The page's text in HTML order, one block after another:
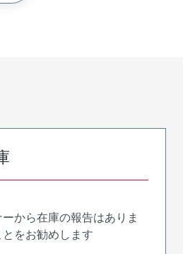
から在庫の報告はありま
をお勧めします